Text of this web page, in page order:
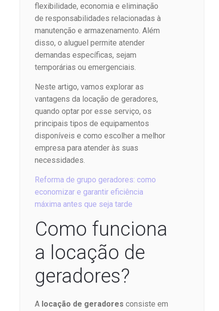
flexibilidade, economia e eliminação
de responsabilidades relacionadas à
manutenção e armazenamento. Além
disso, o aluguel permite atender
demandas específicas, sejam
temporárias ou emergenciais.
Neste artigo, vamos explorar as
vantagens da locação de geradores,
quando optar por esse serviço, os
principais tipos de equipamentos
disponíveis e como escolher a melhor
empresa para atender às suas
necessidades.
Reforma de grupo geradores: como
economizar e garantir eficiência
máxima antes que seja tarde
Como funciona
a locação de
geradores?
A locação de geradores consiste em